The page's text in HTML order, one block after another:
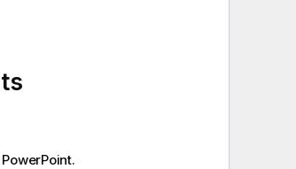
PowerPoint.